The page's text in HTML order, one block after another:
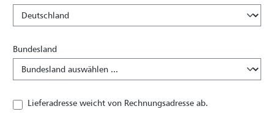
Bundesland
Lieferadresse weicht von Rechnungsadresse ab.